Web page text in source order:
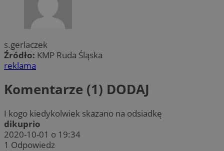
s.gerlaczek
Źródło: KMP Ruda Śląska
reklama
Komentarze (1) DODAJ
I kogo kiedykolwiek skazano na odsiadkę
dikuprio
2020-10-01 o 19:34
1 Odpowiedz